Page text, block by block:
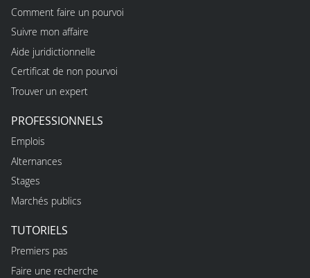
Comment faire un pourvoi
Suivre mon affaire
Aide juridictionnelle
Certificat de non pourvoi
Trouver un expert
PROFESSIONNELS
Emplois
Alternances
Stages
Marchés publics
TUTORIELS
Premiers pas
Faire une recherche